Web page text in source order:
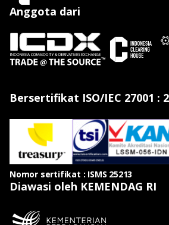
Anggota dari
Bersertifikat ISO/IEC 27001 :
Nomor sertifikat : ISMS 25213
Diawasi oleh KEMENDAG RI